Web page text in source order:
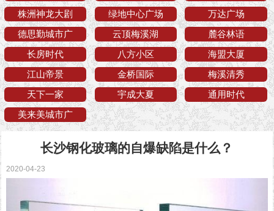
株洲神龙大剧
绿地中心广场
万达广场
德思勤城市广
云顶梅溪湖
麓谷林语
长房时代
八方小区
海盟大厦
江山帝景
金桥国际
梅溪清秀
天下一家
宇成大夏
通用时代
美来美城市广
长沙钢化玻璃的自爆缺陷是什么？
2020-04-23